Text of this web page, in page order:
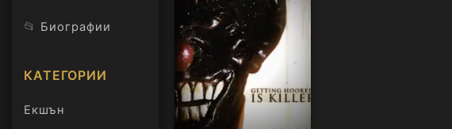
📂 Биографии
КАТЕГОРИИ
Екшън